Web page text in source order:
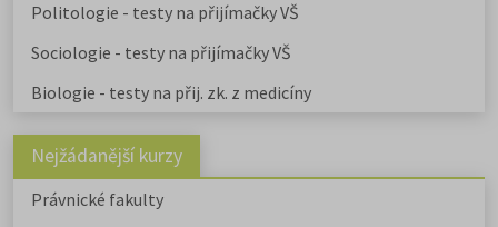
Politologie - testy na přijímačky VŠ
Sociologie - testy na přijímačky VŠ
Biologie - testy na přij. zk. z medicíny
Nejžádanější kurzy
Právnické fakulty